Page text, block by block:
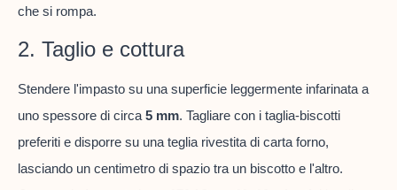
che si rompa.
2. Taglio e cottura
Stendere l'impasto su una superficie leggermente infarinata a
uno spessore di circa 5 mm. Tagliare con i taglia-biscotti
preferiti e disporre su una teglia rivestita di carta forno,
lasciando un centimetro di spazio tra un biscotto e l'altro.